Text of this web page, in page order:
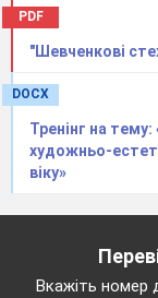
PDF
"Шевченкові
DOCX
Тренінг на
художньо-
віку»
Вкажіть номер